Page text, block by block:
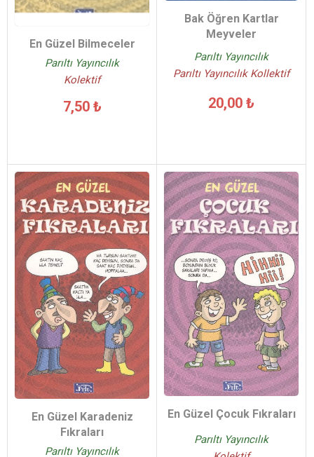
En Güzel Bilmeceler
Parıltı Yayıncılık
Kolektif
7,50 ₺
Bak Öğren Kartlar
Meyveler
Parıltı Yayıncılık
Parıltı Yayıncılık Kollektif
20,00 ₺
En Güzel Karadeniz
Fıkraları
Parıltı Yayıncılık
En Güzel Çocuk Fıkraları
Parıltı Yayıncılık